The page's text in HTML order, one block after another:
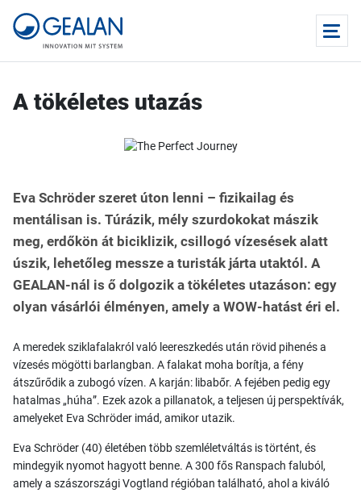
A tökéletes utazás
Eva Schröder szeret úton lenni – fizikailag és
mentálisan is. Túrázik, mély szurdokokat mászik
meg, erdőkön át biciklizik, csillogó vízesések alatt
úszik, lehetőleg messze a turisták járta utaktól. A
GEALAN-nál is ő dolgozik a tökéletes utazáson: egy
olyan vásárlói élményen, amely a WOW-hatást éri el.
A meredek sziklafalakról való leereszkedés után rövid pihenés a
vízesés mögötti barlangban. A falakat moha borítja, a fény
átszűrődik a zubogó vízen. A karján: libabőr. A fejében pedig egy
hatalmas „húha”. Ezek azok a pillanatok, a teljesen új perspektívák,
amelyeket Eva Schröder imád, amikor utazik.
Eva Schröder (40) életében több szemléletváltás is történt, és
mindegyik nyomot hagyott benne. A 300 fős Ranspach faluból,
amely a szászországi Vogtland régióban található, ahol a kiváló